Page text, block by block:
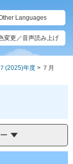
Languages
変更／音声読み上げ
(2025)年度 > ７月